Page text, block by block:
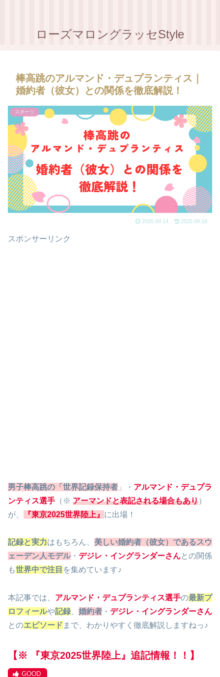
ローズマロングラッセStyle
棒高跳のアルマンド・デュプランティス｜
婚約者（彼女）との関係を徹底解説！
スポーツ
2025.09.14 2025.09.16
スポンサーリンク
男子棒高跳の「世界記録保持者 」・ アルマンド・デュプラ
ンティス選手 （※ アーマンドと表記される場合もあり）
が、
『東京2025世界陸上』 に出場！
記録と実力はもちろん、 美しい婚約者（彼女）であるスウ
ェーデン人モデル・ デジレ・イングランダーさんとの関係
も世界中で注目 を集めています♪
本記事では、 アルマンド・デュプランティス選手の最新プ
ロフィールや記録 婚約者 ・ デジレ・イングランダーさん
とのエピソード まで、わかりやすく徹底解説しますねっ♪
【※ 『東京2025世界陸上』 追記情報！！】